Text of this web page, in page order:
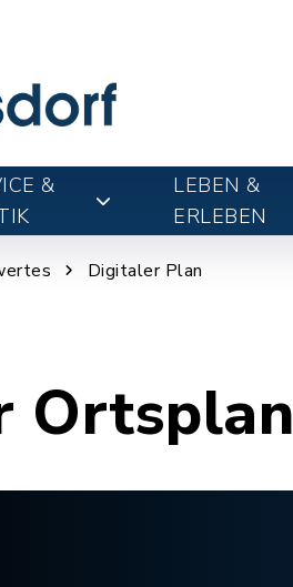
&
LEBEN &
ERLEBEN
Digitaler Plan
Ortsplan